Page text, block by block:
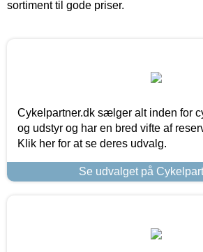
sortiment til gode priser.
Cykelpartner.dk sælger alt inden for
og udstyr og har en bred vifte af
Klik her for at se deres udvalg.
Se udvalget på